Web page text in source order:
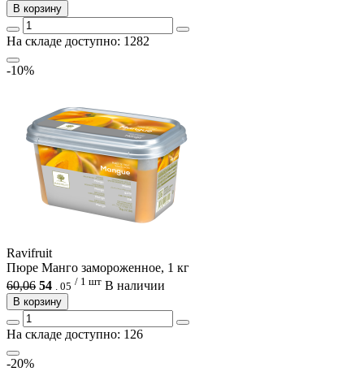
В корзину
На складе доступно: 1282
-10%
Ravifruit
Пюре Манго замороженное, 1 кг
60,06 54 . 05 / 1 шт В наличии
В корзину
На складе доступно: 126
-20%